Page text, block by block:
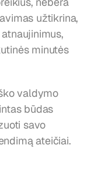
užtikrina,
minutės
valdymo
būdas
savo
ateičiai.